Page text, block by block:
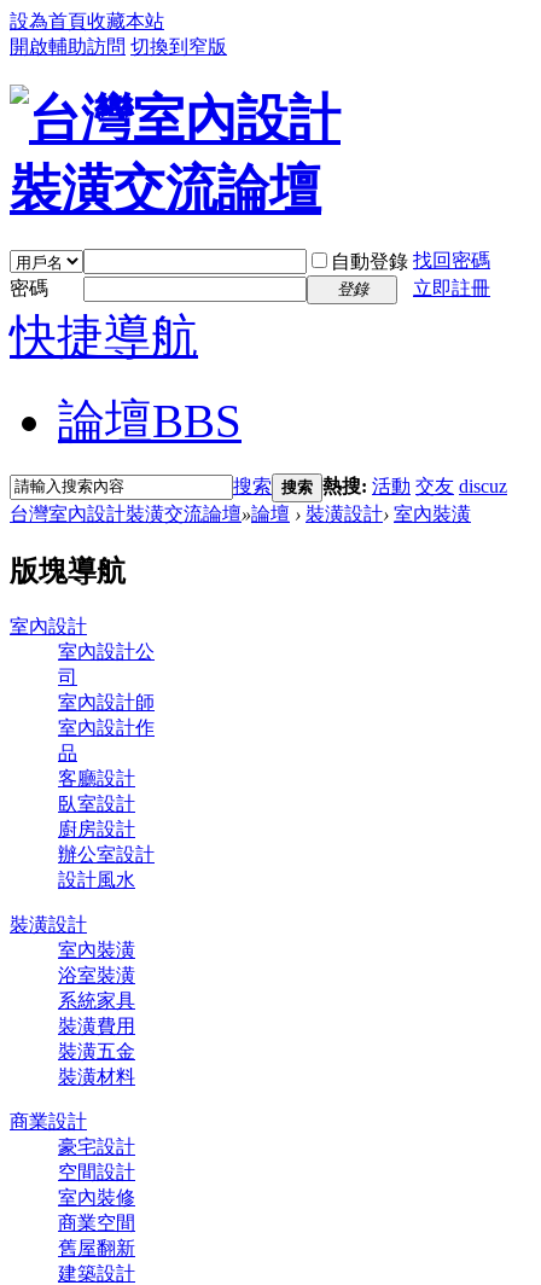
設為首頁收藏本站
開啟輔助訪問 切換到窄版
自動登錄 找回密碼
密碼
登錄 立即註冊
快捷導航
論壇BBS
搜索 搜索 熱搜: 活動 交友 discuz
台灣室內設計裝潢交流論壇»論壇 › 裝潢設計› 室內裝潢
版塊導航
室內設計
室內設計公
司
室內設計師
室內設計作
品
客廳設計
臥室設計
廚房設計
辦公室設計
設計風水
裝潢設計
室內裝潢
浴室裝潢
系統家具
裝潢費用
裝潢五金
裝潢材料
商業設計
豪宅設計
空間設計
室內裝修
商業空間
舊屋翻新
建築設計